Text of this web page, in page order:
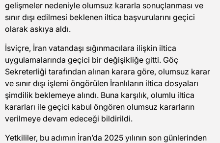
gelişmeler nedeniyle olumsuz kararla sonuçlanması ve
sınır dışı edilmesi beklenen iltica başvurularını geçici
olarak askıya aldı.
İsviçre, İran vatandaşı sığınmacılara ilişkin iltica
uygulamalarında geçici bir değişikliğe gitti. Göç
Sekreterliği tarafından alınan karara göre, olumsuz karar
ve sınır dışı işlemi öngörülen İranlıların iltica dosyaları
şimdilik beklemeye alındı. Buna karşılık, olumlu iltica
kararları ile geçici kabul öngören olumsuz kararların
verilmeye devam edeceği bildirildi.
Yetkililer, bu adımın İran’da 2025 yılının son günlerinden